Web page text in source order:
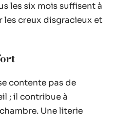
les six mois suffisent à
les creux disgracieux et
contente pas de
; il contribue à
Une literie